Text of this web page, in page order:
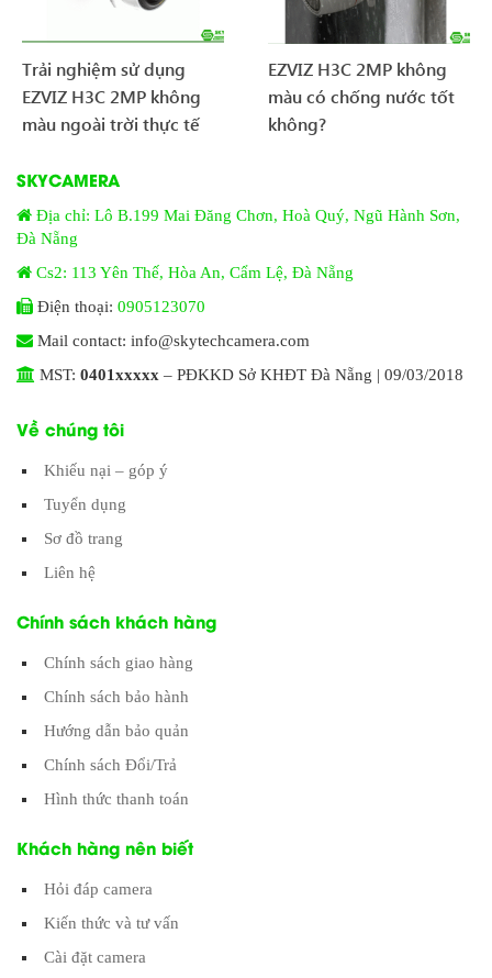
Trải nghiệm sử dụng
EZVIZ H3C 2MP không
màu ngoài trời thực tế
EZVIZ H3C 2MP không
màu có chống nước tốt
không?
SKYCAMERA
Địa chỉ: Lô B.199 Mai Đăng Chơn, Hoà Quý, Ngũ Hành Sơn,
Đà Nẵng
Cs2: 113 Yên Thế, Hòa An, Cẩm Lệ, Đà Nẵng
Điện thoại: 0905123070
Mail contact: info@skytechcamera.com
MST: 0401xxxxx – PĐKKD Sở KHĐT Đà Nẵng | 09/03/2018
Về chúng tôi
Khiếu nại – góp ý
Tuyển dụng
Sơ đồ trang
Liên hệ
Chính sách khách hàng
Chính sách giao hàng
Chính sách bảo hành
Hướng dẫn bảo quản
Chính sách Đổi/Trả
Hình thức thanh toán
Khách hàng nên biết
Hỏi đáp camera
Kiến thức và tư vấn
Cài đặt camera